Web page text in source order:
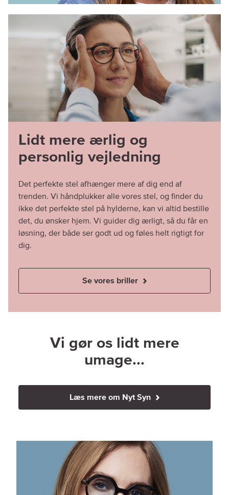
Lidt mere ærlig og
personlig vejledning
Det perfekte stel afhænger mere af dig end af
trenden. Vi håndplukker alle vores stel, og finder du
ikke det perfekte stel på hylderne, kan vi altid bestille
det, du ønsker hjem. Vi guider dig ærligt, så du får en
løsning, der både ser godt ud og føles helt rigtigt for
dig.
Se vores briller
Vi gør os lidt mere
umage...
Læs mere om Nyt Syn